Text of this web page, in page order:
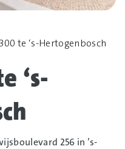
te ‘s-Hertogenbosch
‘s-
256 in ’s-